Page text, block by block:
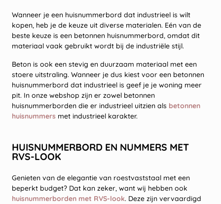
Wanneer je een huisnummerbord dat industrieel is wilt
kopen, heb je de keuze uit diverse materialen. Eén van de
beste keuze is een betonnen huisnummerbord, omdat dit
materiaal vaak gebruikt wordt bij de industriële stijl.
Beton is ook een stevig en duurzaam materiaal met een
stoere uitstraling. Wanneer je dus kiest voor een betonnen
huisnummerbord dat industrieel is geef je je woning meer
pit. In onze webshop zijn er zowel betonnen
huisnummerborden die er industrieel uitzien als betonnen
huisnummers met industrieel karakter.
HUISNUMMERBORD EN NUMMERS MET
RVS-LOOK
Genieten van de elegantie van roestvaststaal met een
beperkt budget? Dat kan zeker, want wij hebben ook
huisnummerborden met RVS-look. Deze zijn vervaardigd